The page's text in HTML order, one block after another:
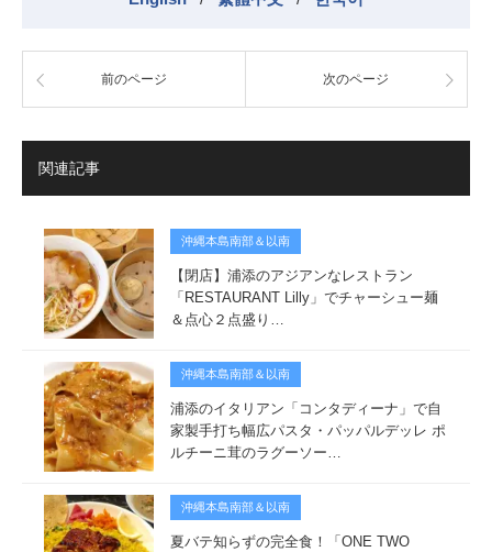
前のページ 次のページ
関連記事
沖縄本島南部＆以南
【閉店】浦添のアジアンなレストラン
「RESTAURANT Lilly」でチャーシュー麺
＆点心２点盛り…
沖縄本島南部＆以南
浦添のイタリアン「コンタディーナ」で自
家製手打ち幅広パスタ・パッパルデッレ ポ
ルチーニ茸のラグーソー…
沖縄本島南部＆以南
夏バテ知らずの完全食！「ONE TWO